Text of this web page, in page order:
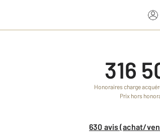
316
Honoraires charge
Prix hors
630 avis (achat/